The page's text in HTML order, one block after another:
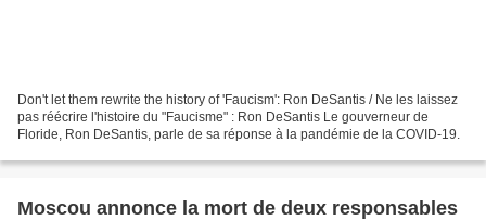
Don't let them rewrite the history of 'Faucism': Ron DeSantis / Ne les laissez
pas réécrire l'histoire du "Faucisme" : Ron DeSantis Le gouverneur de
Floride, Ron DeSantis, parle de sa réponse à la pandémie de la COVID-19.
Moscou annonce la mort de deux responsables